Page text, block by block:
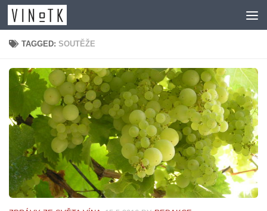
Skip to content
TAGGED:SOUTĚŽE